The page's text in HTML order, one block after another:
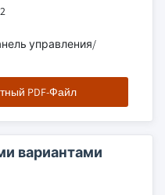
управления/
PDF-Файл
вариантами